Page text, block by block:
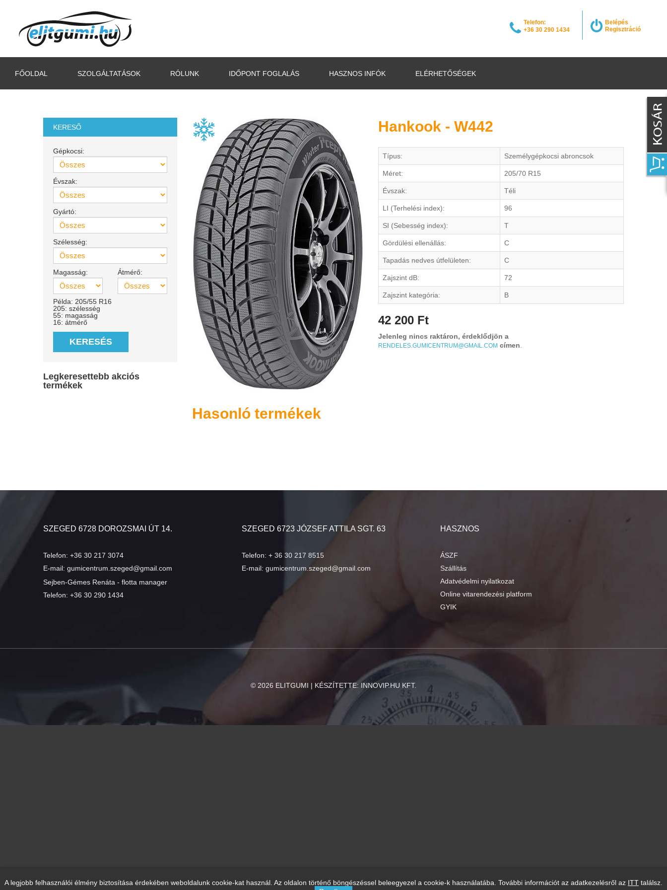
Belépés
Regisztráció
Telefon:
+36 30 290 1434
FŐOLDAL SZOLGÁLTATÁSOK RÓLUNK IDŐPONT FOGLALÁS HASZNOS INFÓK ELÉRHETŐSÉGEK
KERESŐ
Gépkocsi:
Évszak:
Gyártó:
Szélesség:
Magasság: Átmérő:
Példa: 205/55 R16
205: szélesség
55: magasság
16: átmérő
KERESÉS
Legkeresettebb akciós
termékek
Hankook - W442
Típus: Személygépkocsi abroncsok
Méret: 205/70 R15
Évszak: Téli
LI (Terhelési index): 96
SI (Sebesség index): T
Gördülési ellenállás: C
Tapadás nedves útfelületen: C
Zajszint dB: 72
Zajszint kategória: B
42 200 Ft
Jelenleg nincs raktáron, érdeklődjön a
RENDELES.GUMICENTRUM@GMAIL.COM címen
Hasonló termékek
SZEGED 6728 DOROZSMAI ÚT 14.
Telefon: +36 30 217 3074
E-mail: gumicentrum.szeged@gmail.com
Sejben-Gémes Renáta - flotta manager
Telefon: +36 30 290 1434
SZEGED 6723 JÓZSEF ATTILA SGT. 63
Telefon: + 36 30 217 8515
E-mail: gumicentrum.szeged@gmail.com
HASZNOS
ÁSZF
Szállítás
Adatvédelmi nyilatkozat
Online vitarendezési platform
GYIK
© 2026 ELITGUMI | KÉSZÍTETTE: INNOVIP.HU KFT.
A legjobb felhasználói élmény biztosítása érdekében weboldalunk cookie-kat használ. Az oldalon történő böngészéssel beleegyezel a cookie-k használatába. További információt az adatkezelésről az ITT találsz.